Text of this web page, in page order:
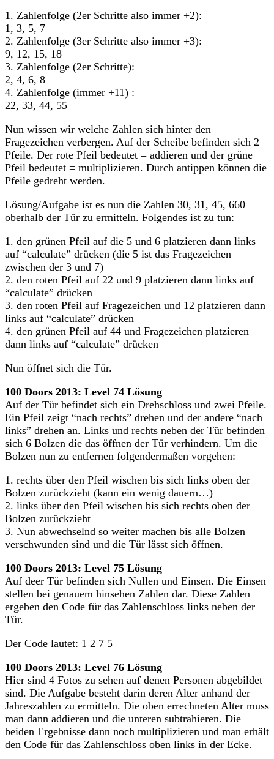
1. Zahlenfolge (2er Schritte also immer +2):
1, 3, 5, 7
2. Zahlenfolge (3er Schritte also immer +3):
9, 12, 15, 18
3. Zahlenfolge (2er Schritte):
2, 4, 6, 8
4. Zahlenfolge (immer +11) :
22, 33, 44, 55
Nun wissen wir welche Zahlen sich hinter den
Fragezeichen verbergen. Auf der Scheibe befinden sich 2
Pfeile. Der rote Pfeil bedeutet = addieren und der grüne
Pfeil bedeutet = multiplizieren. Durch antippen können die
Pfeile gedreht werden.
Lösung/Aufgabe ist es nun die Zahlen 30, 31, 45, 660
oberhalb der Tür zu ermitteln. Folgendes ist zu tun:
1. den grünen Pfeil auf die 5 und 6 platzieren dann links
auf “calculate” drücken (die 5 ist das Fragezeichen
zwischen der 3 und 7)
2. den roten Pfeil auf 22 und 9 platzieren dann links auf
“calculate” drücken
3. den roten Pfeil auf Fragezeichen und 12 platzieren dann
links auf “calculate” drücken
4. den grünen Pfeil auf 44 und Fragezeichen platzieren
dann links auf “calculate” drücken
Nun öffnet sich die Tür.
100 Doors 2013: Level 74 Lösung
Auf der Tür befindet sich ein Drehschloss und zwei Pfeile.
Ein Pfeil zeigt “nach rechts” drehen und der andere “nach
links” drehen an. Links und rechts neben der Tür befinden
sich 6 Bolzen die das öffnen der Tür verhindern. Um die
Bolzen nun zu entfernen folgendermaßen vorgehen:
1. rechts über den Pfeil wischen bis sich links oben der
Bolzen zurückzieht (kann ein wenig dauern…)
2. links über den Pfeil wischen bis sich rechts oben der
Bolzen zurückzieht
3. Nun abwechselnd so weiter machen bis alle Bolzen
verschwunden sind und die Tür lässt sich öffnen.
100 Doors 2013: Level 75 Lösung
Auf deer Tür befinden sich Nullen und Einsen. Die Einsen
stellen bei genauem hinsehen Zahlen dar. Diese Zahlen
ergeben den Code für das Zahlenschloss links neben der
Tür.
Der Code lautet: 1 2 7 5
100 Doors 2013: Level 76 Lösung
Hier sind 4 Fotos zu sehen auf denen Personen abgebildet
sind. Die Aufgabe besteht darin deren Alter anhand der
Jahreszahlen zu ermitteln. Die oben errechneten Alter muss
man dann addieren und die unteren subtrahieren. Die
beiden Ergebnisse dann noch multiplizieren und man erhält
den Code für das Zahlenschloss oben links in der Ecke.